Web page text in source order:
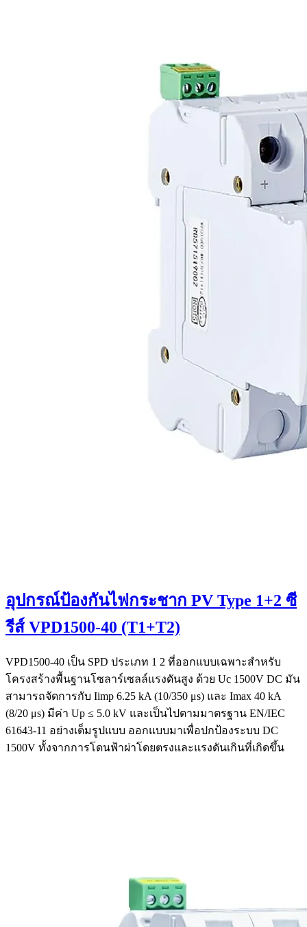
อุปกรณ์ป้องกันไฟกระชาก PV Type 1+2 ซี
รีส์ VPD1500-40 (T1+T2)
VPD1500-40 เป็น SPD ประเภท 1 2 ที่ออกแบบเฉพาะสำหรับ
โครงสร้างพื้นฐานโซลาร์เซลล์แรงดันสูง ด้วย Uc 1500V DC มัน
สามารถจัดการกับ Iimp 6.25 kA (10/350 μs) และ Imax 40 kA
(8/20 μs) มีค่า Up ≤ 5.0 kV และเป็นไปตามมาตรฐาน EN/IEC
61643-11 อย่างเต็มรูปแบบ ออกแบบมาเพื่อปกป้องระบบ DC
1500V ทั้งจากการโดนฟ้าผ่าโดยตรงและแรงดันเกินที่เกิดขึ้น